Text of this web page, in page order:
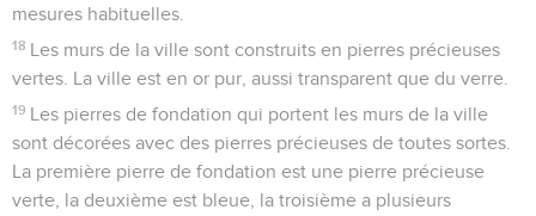
mesures habituelles.
18 Les murs de la ville sont construits en pierres précieuses
vertes. La ville est en or pur, aussi transparent que du verre.
19 Les pierres de fondation qui portent les murs de la ville
sont décorées avec des pierres précieuses de toutes sortes.
La première pierre de fondation est une pierre précieuse
verte, la deuxième est bleue, la troisième a plusieurs